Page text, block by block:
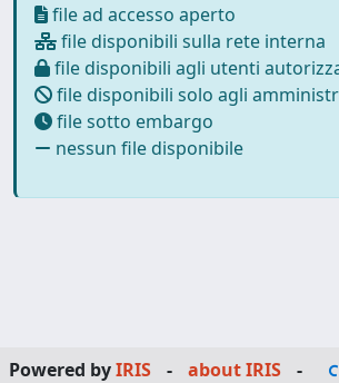
file ad accesso aperto
file disponibili sulla rete interna
file disponibili agli utenti
file disponibili solo agli
file sotto embargo
nessun file disponibile
Powered byIRIS - about IRIS -